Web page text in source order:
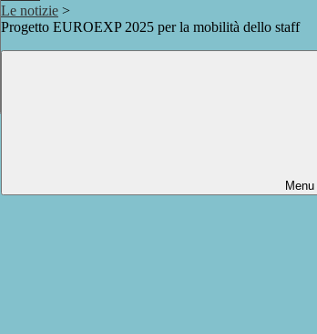
Le notizie >
Progetto EUROEXP 2025 per la mobilità dello staff